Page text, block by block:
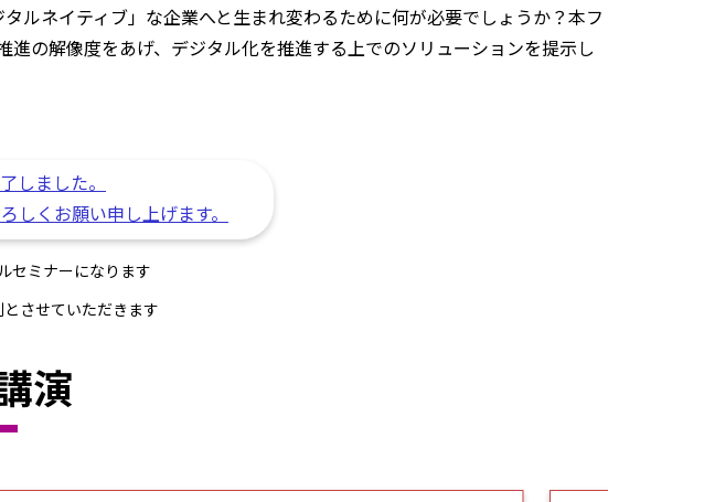
ルネイティブ」な企業へと生まれ変わるために何が必要でしょうか？本フ
の解像度をあげ、デジタル化を推進する上でのソリューションを提示し
しました。
しくお願い申し上げます。
セミナーになります
させていただきます
演